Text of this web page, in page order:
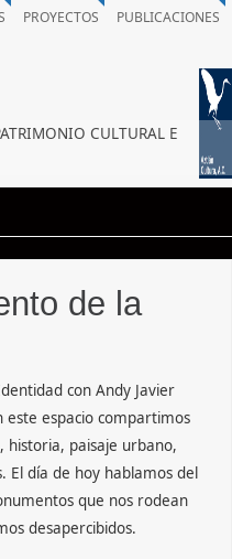
PROYECTOS
PUBLICACIONES
CULTURAL E
de la
con Andy Javier
espacio compartimos
historia, paisaje urbano,
El día de hoy hablamos del
que nos rodean
desapercibidos.